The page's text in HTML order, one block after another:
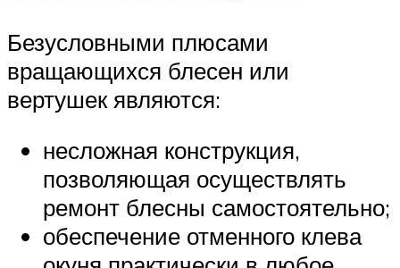
Безусловными плюсами
вращающихся блесен или
вертушек являются:
несложная конструкция,
позволяющая осуществлять
ремонт блесны самостоятельно;
обеспечение отменного клева